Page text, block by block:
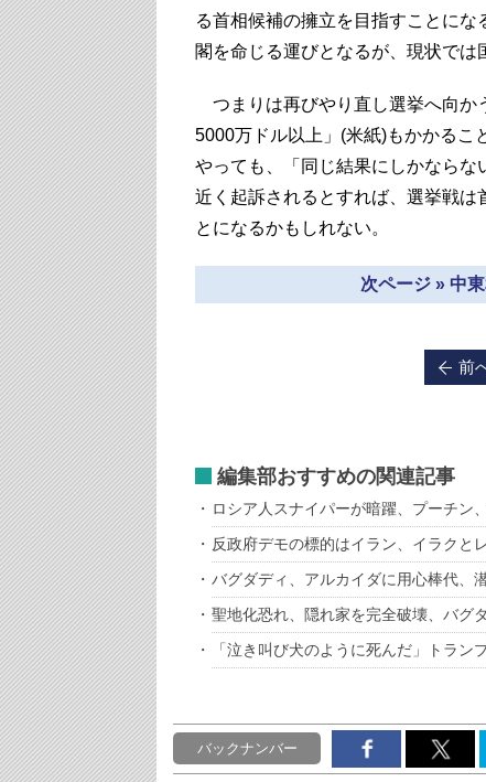
る首相候補の擁立を目指すことに
閣を命じる運びとなるが、現状では
つまりは再びやり直し選挙へ向か
5000万ドル以上」(米紙)もかかるこ
やっても、「同じ結果にしかなら
近く起訴されるとすれば、選挙戦は
とになるかもしれない。
次ページ » 中
前
編集部おすすめの関連記事
ロシア人スナイパーが暗躍、プーチン
反政府デモの標的はイラン、イラクと
バグダディ、アルカイダに用心棒代、
聖地化恐れ、隠れ家を完全破壊、バグ
「泣き叫び犬のように死んだ」トラン
バックナンバー